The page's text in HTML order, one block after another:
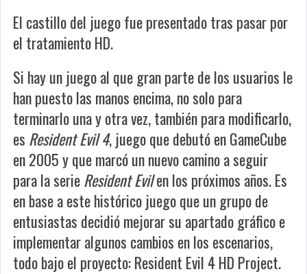
El castillo del juego fue presentado tras pasar por
el tratamiento HD.
Si hay un juego al que gran parte de los usuarios le
han puesto las manos encima, no solo para
terminarlo una y otra vez, también para modificarlo,
es Resident Evil 4, juego que debutó en GameCube
en 2005 y que marcó un nuevo camino a seguir
para la serieResident Evilen los próximos años. Es
en base a este histórico juego que un grupo de
entusiastas decidió mejorar su apartado gráfico e
implementar algunos cambios en los escenarios,
todo bajo el proyecto: Resident Evil 4 HD Project.